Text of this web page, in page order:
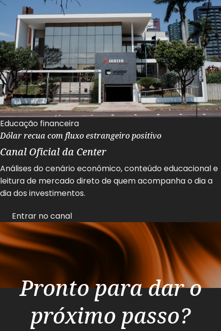
Educação financeira
Dólar recua com fluxo estrangeiro positivo
Canal Oficial da Center
Análises do cenário econômico, conteúdo educacional e
leitura de mercado direto de quem acompanha o dia a
dia dos investimentos.
Entrar no canal
Pronto para dar o
próximo passo?